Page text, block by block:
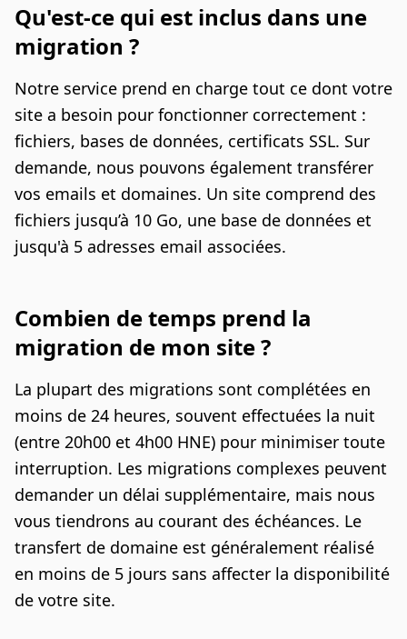
Qu'est-ce qui est inclus dans une
migration ?
Notre service prend en charge tout ce dont votre
site a besoin pour fonctionner correctement :
fichiers, bases de données, certificats SSL. Sur
demande, nous pouvons également transférer
vos emails et domaines. Un site comprend des
fichiers jusqu’à 10 Go, une base de données et
jusqu'à 5 adresses email associées.
Combien de temps prend la
migration de mon site ?
La plupart des migrations sont complétées en
moins de 24 heures, souvent effectuées la nuit
(entre 20h00 et 4h00 HNE) pour minimiser toute
interruption. Les migrations complexes peuvent
demander un délai supplémentaire, mais nous
vous tiendrons au courant des échéances. Le
transfert de domaine est généralement réalisé
en moins de 5 jours sans affecter la disponibilité
de votre site.